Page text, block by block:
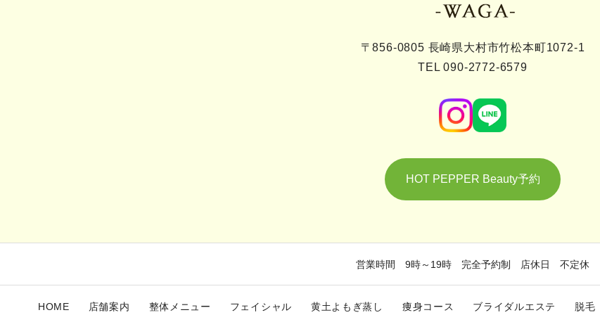
〒856-0805 長崎県大村市竹松本町1072-1
TEL 090-2772-6579
HOT PEPPER Beauty予約
営業時間 9時～19時 完全予約制 店休日 不定休
HOME 店舗案内 整体メニュー フェイシャル 黄土よもぎ蒸し 痩身コース ブライダルエステ 脱毛